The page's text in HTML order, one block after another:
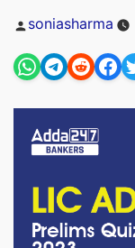
Posted
soniasharma